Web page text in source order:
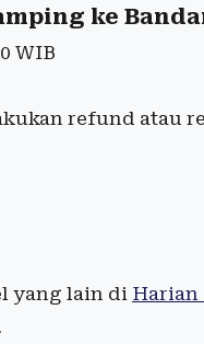
ke
WIB
refund atau
yang lain di Harian